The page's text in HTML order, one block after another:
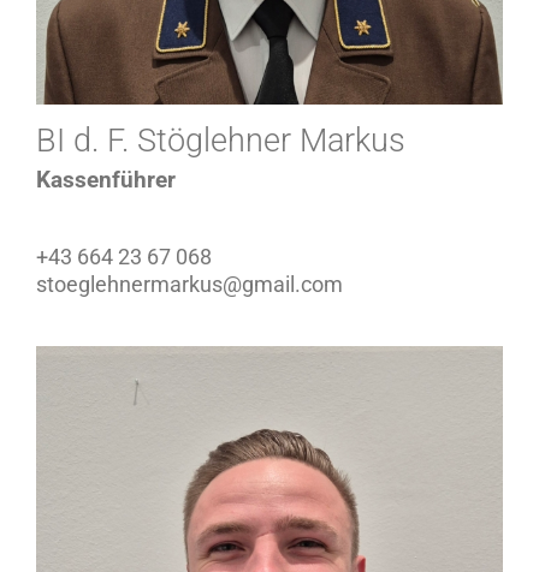
BI d. F. Stöglehner Markus
Kassenführer
+43 664 23 67 068
stoeglehnermarkus@gmail.com